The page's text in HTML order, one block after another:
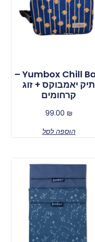
Yumbox Chill Bag –
תיק יאמבוקס + זוג
קרחומים
99.00 ₪
הוספה לסל